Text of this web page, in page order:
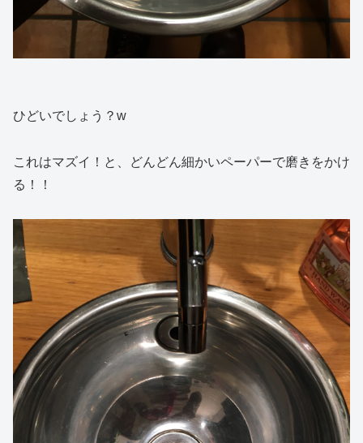
ひどいでしょう？w
これはマズイ！と、どんどん細かいペーパーで磨きをかけ
る！！